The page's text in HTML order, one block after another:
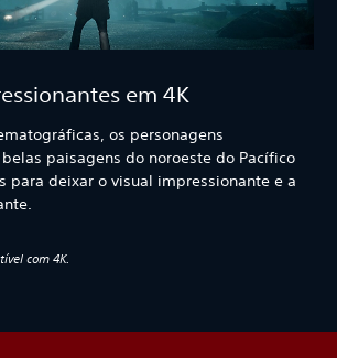
em 4K
os personagens
paisagens do noroeste do Pacífico
para deixar o visual impressionante e a
com 4K.